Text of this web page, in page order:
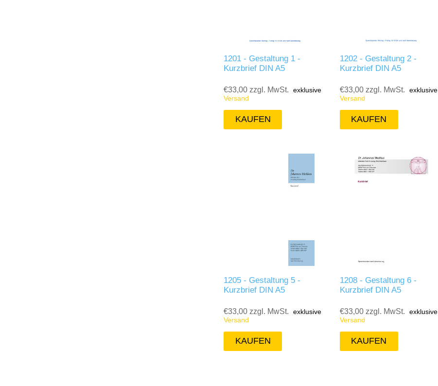
1201 - Gestaltung 1 -
Kurzbrief DIN A5
€33,00 zzgl. MwSt.
exklusive
Versand
1202 - Gestaltung 2 -
Kurzbrief DIN A5
€33,00 zzgl. MwSt.
exklusive
Versand
1205 - Gestaltung 5 -
Kurzbrief DIN A5
€33,00 zzgl. MwSt.
exklusive
Versand
1208 - Gestaltung 6 -
Kurzbrief DIN A5
€33,00 zzgl. MwSt.
exklusive
Versand